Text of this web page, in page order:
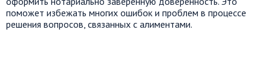
поможет избежать многих ошибок и проблем в процессе
решения вопросов, связанных с алиментами.